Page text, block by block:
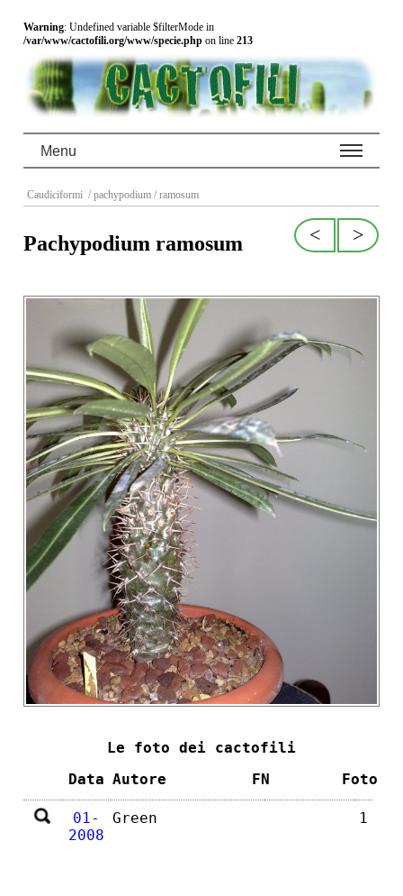
Warning: Undefined variable $filterMode in
/var/www/cactofili.org/www/specie.php on line 213
Menu
Caudiciformi / pachypodium / ramosum
>
<
Pachypodium ramosum
Le foto dei cactofili
Data Autore FN Foto
01-
2008
Green 1